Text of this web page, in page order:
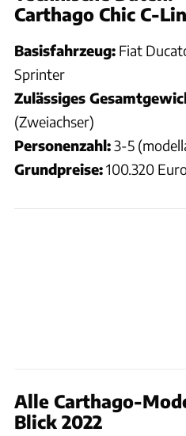
Carthago Chic C-
Basisfahrzeug: Fiat
Sprinter
Zulässiges
(Zweiachser)
Personenzahl:3-5
Grundpreise:100.320
Alle Carthago-
Blick 2022